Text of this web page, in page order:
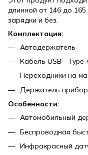
длинной от 146 до
зарядки и без.
Комплектация:
Автодержатель
Кабель USB - Type-
Переходники на
Держатель
Особенности:
Автомобильный
Беспроводная
Инфракрасный